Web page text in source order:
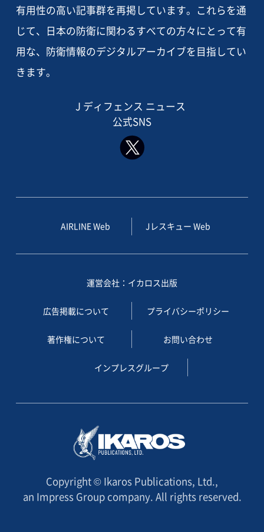
有用性の高い記事群を再掲しています。これらを通
じて、日本の防衛に関わるすべての方々にとって有
用な、防衛情報のデジタルアーカイブを目指してい
きます。
J ディフェンス ニュース
公式SNS
AIRLINE Web Jレスキュー Web
運営会社：イカロス出版
広告掲載について プライバシーポリシー
著作権について お問い合わせ
インプレスグループ
Copyright © Ikaros Publications, Ltd.,
an Impress Group company. All rights reserved.